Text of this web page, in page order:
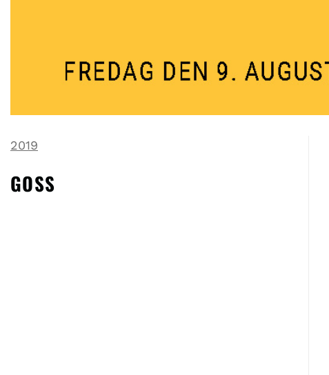
2019
GOSS